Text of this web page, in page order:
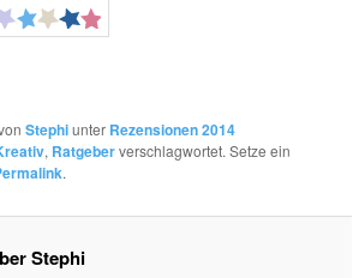
Stephiunter Rezensionen 2014
, Ratgeberverschlagwortet. Setze ein
.
Stephi